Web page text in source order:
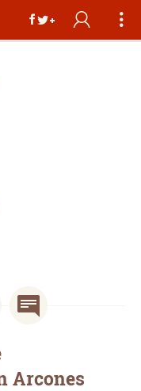
Arcones